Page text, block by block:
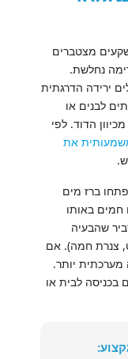
מצטברים
נחלשת.
ירידה הדרגתית
לבנים או
הדוד. לפי
את
ברז מים
חמים באותו
שהבעיה
צנרת חמה). אם
יותר.
בכניסה לבית או